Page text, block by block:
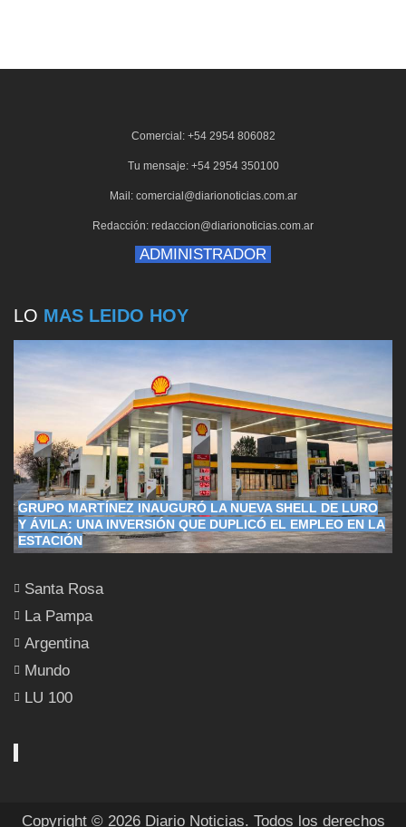
Comercial: +54 2954 806082
Tu mensaje: +54 2954 350100
Mail: comercial@diarionoticias.com.ar
Redacción: redaccion@diarionoticias.com.ar
ADMINISTRADOR
LO MAS LEIDO HOY
GRUPO MARTÍNEZ INAUGURÓ LA NUEVA SHELL DE LURO
Y ÁVILA: UNA INVERSIÓN QUE DUPLICÓ EL EMPLEO EN LA
ESTACIÓN
Santa Rosa
La Pampa
Argentina
Mundo
LU 100
Copyright © 2026 Diario Noticias. Todos los derechos